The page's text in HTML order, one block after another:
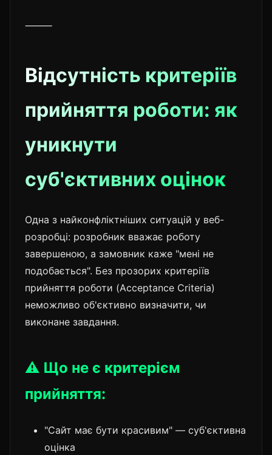
⸻
Відсутність критеріїв
прийняття роботи: як
уникнути
суб'єктивних оцінок
Одна з найконфліктніших ситуацій у веб-
розробці: розробник вважає роботу
завершеною, а замовник каже "мені не
подобається". Без прозорих критеріїв
прийняття роботи (Acceptance Criteria)
неможливо об'єктивно визначити, чи
виконане завдання.
⚠️ Що не є критерієм
прийняття:
"Сайт має бути красивим" — суб'єктивна
оцінка